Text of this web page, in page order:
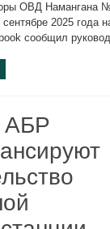
ОВД Намангана
2025 года
сообщил
АБР